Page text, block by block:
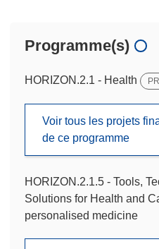
Programme(s)
HORIZON.2.1 - Health
Voir tous les projets
de ce programme
HORIZON.2.1.5 - Tools,
Solutions for Health and
personalised medicine